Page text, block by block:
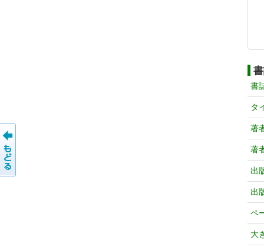
書
タ
著
著
出
出
ペ
大